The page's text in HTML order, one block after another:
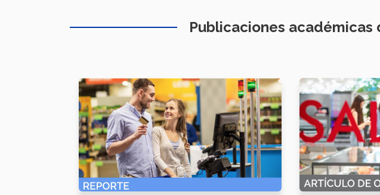
Publicaciones